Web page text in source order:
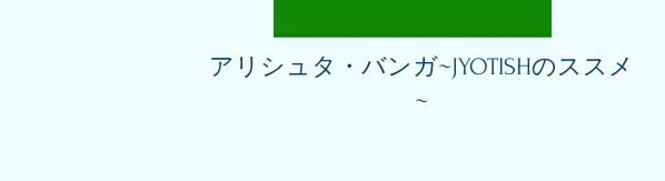
アリシュタ・バンガ~JYOTISHのススメ
~